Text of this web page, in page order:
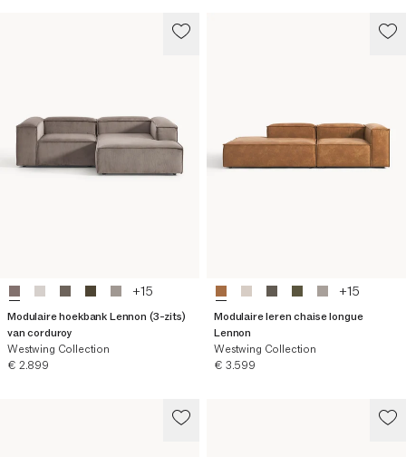
+15
Modulaire hoekbank Lennon (3-zits)
van corduroy
Westwing Collection
Huidige prijs
€ 2.899
+15
Modulaire leren chaise longue
Lennon
Westwing Collection
Huidige prijs
€ 3.599